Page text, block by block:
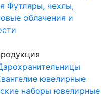
Футляры, чехлы,
облачения и
ювелирные
наборы ювелирные